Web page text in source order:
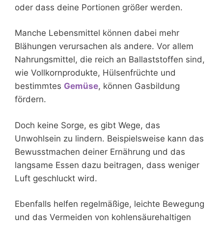
oder dass deine Portionen größer werden.
Manche Lebensmittel können dabei mehr
Blähungen verursachen als andere. Vor allem
Nahrungsmittel, die reich an Ballaststoffen sind,
wie Vollkornprodukte, Hülsenfrüchte und
bestimmtes Gemüse, können Gasbildung
fördern.
Doch keine Sorge, es gibt Wege, das
Unwohlsein zu lindern. Beispielsweise kann das
Bewusstmachen deiner Ernährung und das
langsame Essen dazu beitragen, dass weniger
Luft geschluckt wird.
Ebenfalls helfen regelmäßige, leichte Bewegung
und das Vermeiden von kohlensäurehaltigen